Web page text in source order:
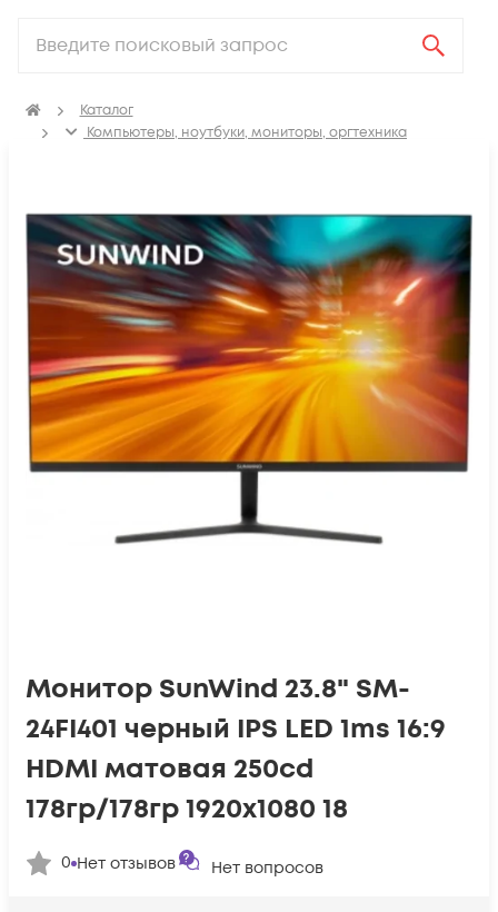
Каталог
Компьютеры, ноутбуки, мониторы, оргтехника
Монитор SunWind 23.8" SM-
24FI401 черный IPS LED 1ms 16:9
HDMI матовая 250cd
178гр/178гр 1920x1080 18
0 Нет отзывов Нет вопросов